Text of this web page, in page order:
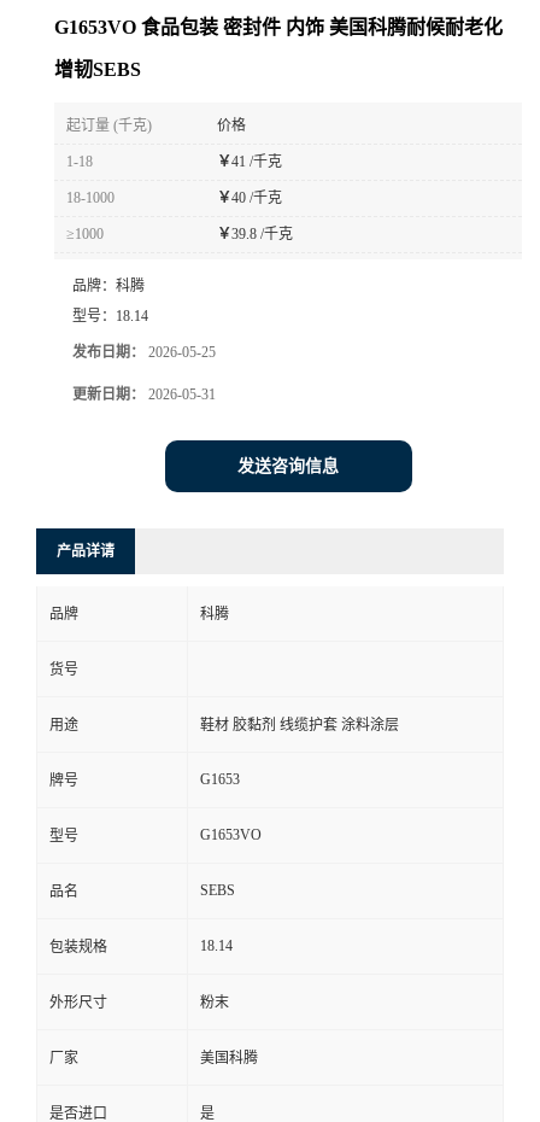
G1653VO 食品包装 密封件 内饰 美国科腾耐候耐老化
增韧SEBS
起订量 (千克) 价格
1-18 ￥41 /千克
18-1000 ￥40 /千克
≥1000 ￥39.8 /千克
品牌： 科腾
型号： 18.14
发布日期： 2026-05-25
更新日期： 2026-05-31
发送咨询信息
产品详请
品牌 科腾
货号
用途 鞋材 胶黏剂 线缆护套 涂料涂层
牌号 G1653
型号 G1653VO
品名 SEBS
包装规格 18.14
外形尺寸 粉末
厂家 美国科腾
是否进口 是